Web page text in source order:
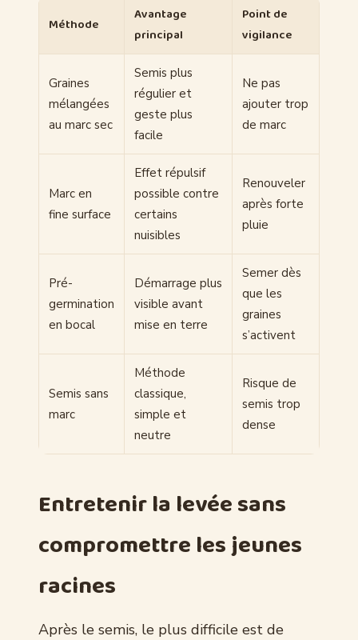
Méthode
Avantage
principal
Point de
vigilance
Graines
mélangées
au marc sec
Semis plus
régulier et
geste plus
facile
Ne pas
ajouter trop
de marc
Marc en
fine surface
Effet répulsif
possible contre
certains
nuisibles
Renouveler
après forte
pluie
Pré-
germination
en bocal
Démarrage plus
visible avant
mise en terre
Semer dès
que les
graines
s’activent
Semis sans
marc
Méthode
classique,
simple et
neutre
Risque de
semis trop
dense
Entretenir la levée sans
compromettre les jeunes
racines
Après le semis, le plus difficile est de